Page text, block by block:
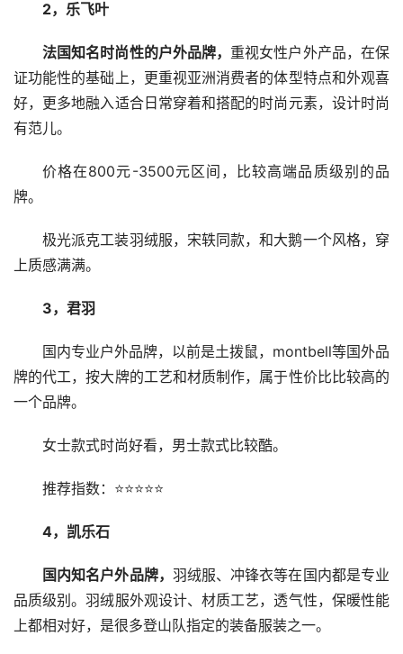
2，乐飞叶
法国知名时尚性的户外品牌， 重视女性户外产品，在保
证功能性的基础上，更重视亚洲消费者的体型特点和外观喜
好，更多地融入适合日常穿着和搭配的时尚元素，设计时尚
有范儿。
价格在800元-3500元区间，比较高端品质级别的品
牌。
极光派克工装羽绒服，宋轶同款，和大鹅一个风格，穿
上质感满满。
3，君羽
国内专业户外品牌，以前是土拨鼠，montbell等国外品
牌的代工，按大牌的工艺和材质制作，属于性价比比较高的
一个品牌。
女士款式时尚好看，男士款式比较酷。
推荐指数：⭐⭐⭐⭐⭐
4，凯乐石
国内知名户外品牌， 羽绒服、冲锋衣等在国内都是专业
品质级别。羽绒服外观设计、材质工艺，透气性，保暖性能
上都相对好，是很多登山队指定的装备服装之一。